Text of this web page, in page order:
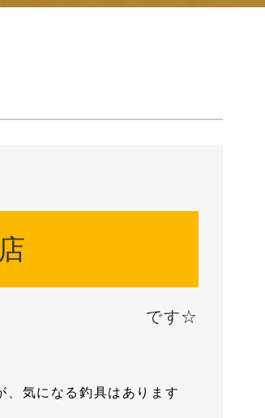
です☆
気になる釣具はあります